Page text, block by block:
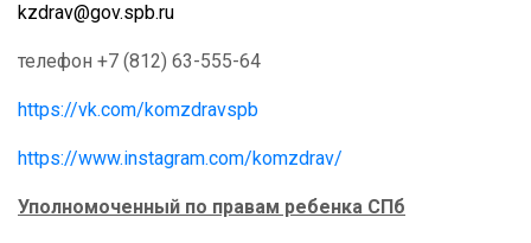
kzdrav@gov.spb.ru
телефон +7 (812) 63-555-64
https://vk.com/komzdravspb
https://www.instagram.com/komzdrav/
Уполномоченный по правам ребенка СПб